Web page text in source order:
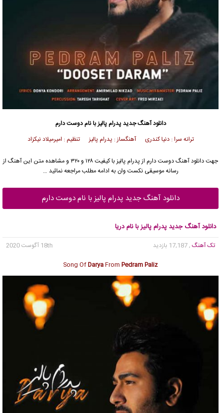
دانلود آهنگ جدیدپدرام پالیز با نام دوست دارم
ترانه سرا : دنیا کندری آهنگساز : پدرام پالیز تنظیم : امیرمیلاد نیکزاد
جهت دانلود آهنگ دوست دارم از پدرام پالیز با کیفیت ۱۲۸ و ۳۲۰ و مشاهده متن این آهنگ از
رسانه موسیقی نکست وان به ادامه مطلب مراجعه نمائید …
دانلود آهنگ جدید پدرام پالیز با نام دوست دارم
دانلود آهنگ جدید پدرام پالیز با نام دریا
تک آهنگ , 17,187 بازدید
18th آگوست 2020
Song OfDaryaFrom Pedram Paliz